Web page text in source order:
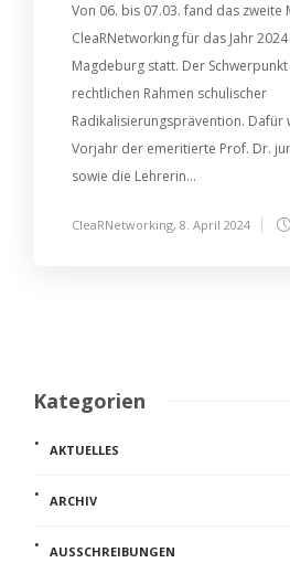
Von 06. bis 07.03. fand das zweite
CleaRNetworking für das Jahr
Magdeburg statt. Der
rechtlichen Rahmen schulischer
Radikalisierungsprävention. Dafür
Vorjahr der emeritierte Prof. Dr.
sowie die Lehrerin...
CleaRNetworking, 8. April 2024
Kategorien
AKTUELLES
ARCHIV
AUSSCHREIBUNGEN